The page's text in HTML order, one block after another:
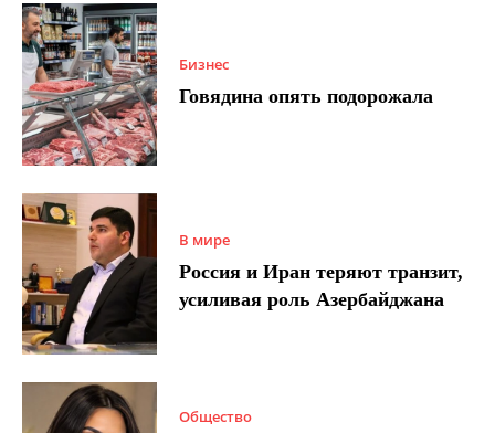
Бизнес
Говядина опять подорожала
В мире
Россия и Иран теряют транзит,
усиливая роль Азербайджана
Общество